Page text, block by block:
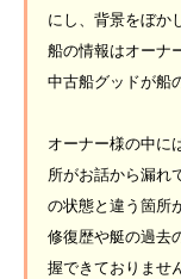
にし、背景をぼか
船の情報はオーナ
中古船グッドが船
オーナー様の中に
所がお話から漏れ
の状態と違う箇所
修復歴や艇の過去
握できておりませ